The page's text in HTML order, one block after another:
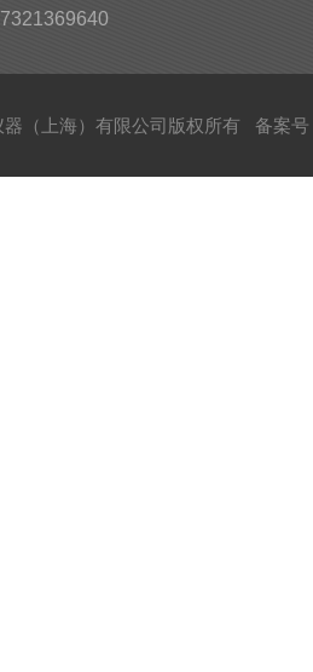
（上海）有限公司版权所有 备案号